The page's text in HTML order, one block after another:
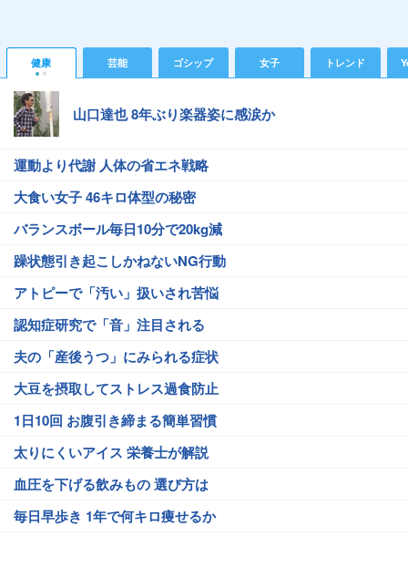
健康 芸能 ゴシップ 女子 トレンド
山口達也 8年ぶり楽器姿に感涙か
運動より代謝 人体の省エネ戦略
大食い女子 46キロ体型の秘密
バランスボール毎日10分で20kg減
躁状態引き起こしかねないNG行動
アトピーで「汚い」扱いされ苦悩
認知症研究で「音」注目される
夫の「産後うつ」にみられる症状
大豆を摂取してストレス過食防止
1日10回 お腹引き締まる簡単習慣
太りにくいアイス 栄養士が解説
血圧を下げる飲みもの 選び方は
毎日早歩き 1年で何キロ痩せるか